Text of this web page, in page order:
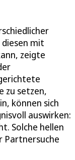
mit
zeigte
zu setzen,
können sich
auswirken:
Solche hellen
Partnersuche